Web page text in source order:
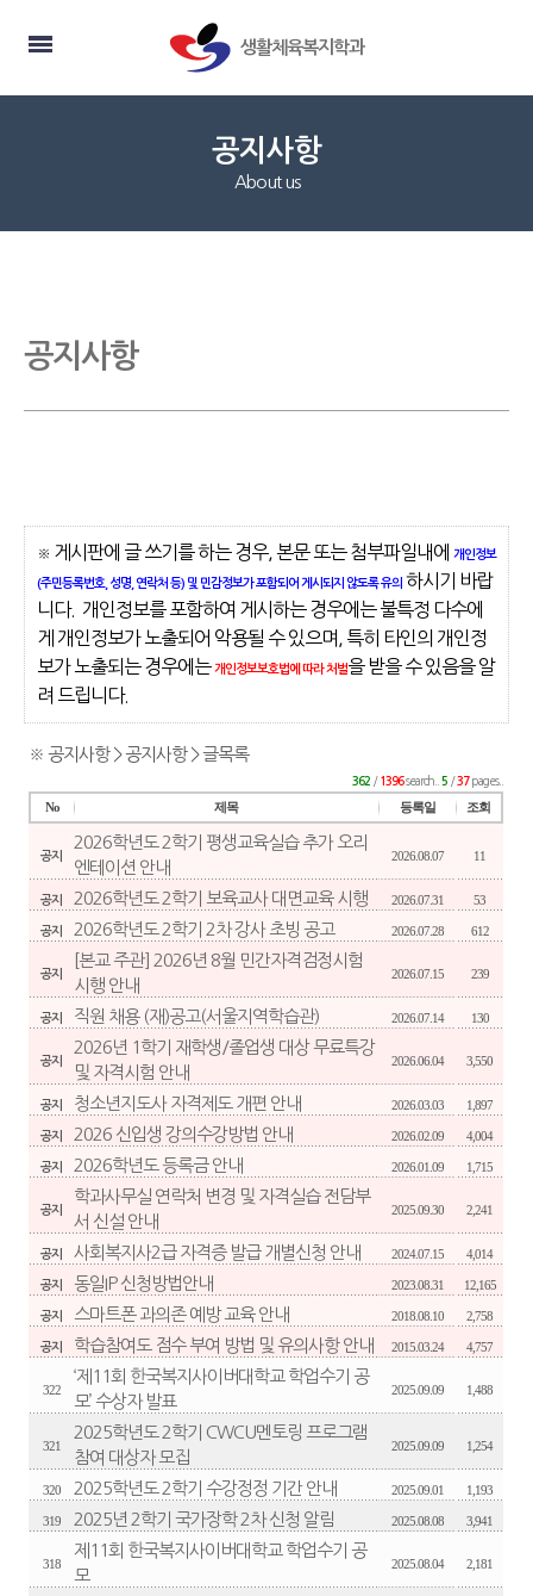
생활체육복지학과
공지사항
About us
공지사항
※ 게시판에 글 쓰기를 하는 경우, 본문 또는 첨부파일내에 개인정보
(주민등록번호, 성명, 연락처 등) 및 민감정보가 포함되어 게시되지 않도록 유의 하시기 바랍
니다. 개인정보를 포함하여 게시하는 경우에는 불특정 다수에
게 개인정보가 노출되어 악용될 수 있으며, 특히 타인의 개인정
보가 노출되는 경우에는개인정보보호법에 따라 처벌을 받을 수 있음을 알
려 드립니다.
※ 공지사항 > 공지사항 > 글목록
362 / 1396search..5 /37pages..
No 제목 등록일 조회
공지
2026학년도 2학기 평생교육실습 추가 오리
엔테이션 안내
2026.08.07 11
공지 2026학년도 2학기 보육교사 대면교육 시행 2026.07.31 53
공지 2026학년도 2학기 2차 강사 초빙 공고 2026.07.28 612
공지
[본교 주관] 2026년 8월 민간자격검정시험
시행 안내
2026.07.15 239
공지 직원 채용 (재)공고(서울지역학습관) 2026.07.14 130
공지
2026년 1학기 재학생/졸업생 대상 무료특강
및 자격시험 안내
2026.06.04 3,550
공지 청소년지도사 자격제도 개편 안내 2026.03.03 1,897
공지 2026 신입생 강의수강방법 안내 2026.02.09 4,004
공지 2026학년도 등록금 안내 2026.01.09 1,715
공지
학과사무실 연락처 변경 및 자격실습 전담부
서 신설 안내
2025.09.30 2,241
공지 사회복지사2급 자격증 발급 개별신청 안내 2024.07.15 4,014
공지 동일IP 신청방법안내 2023.08.31 12,165
공지 스마트폰 과의존 예방 교육 안내 2018.08.10 2,758
공지 학습참여도 점수 부여 방법 및 유의사항 안내 2015.03.24 4,757
322
‘제11회 한국복지사이버대학교 학업수기 공
모’ 수상자 발표
2025.09.09 1,488
321
2025학년도 2학기 CWCU멘토링 프로그램
참여 대상자 모집
2025.09.09 1,254
320 2025학년도 2학기 수강정정 기간 안내 2025.09.01 1,193
319 2025년 2학기 국가장학 2차 신청 알림 2025.08.08 3,941
318
제11회 한국복지사이버대학교 학업수기 공
모
2025.08.04 2,181